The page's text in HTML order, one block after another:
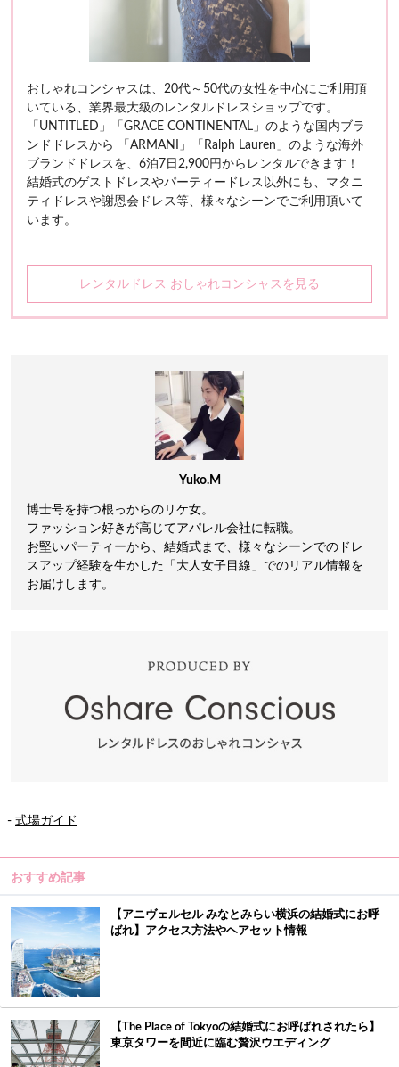
おしゃれコンシャスは、20代～50代の女性を中心にご利用頂
いている、業界最大級のレンタルドレスショップです。
「UNTITLED」「GRACE CONTINENTAL」のような国内ブラ
ンドドレスから 「ARMANI」「Ralph Lauren」のような海外
ブランドドレスを、6泊7日2,900円からレンタルできます！
結婚式のゲストドレスやパーティードレス以外にも、マタニ
ティドレスや謝恩会ドレス等、様々なシーンでご利用頂いて
います。
レンタルドレス おしゃれコンシャスを見る
Yuko.M
博士号を持つ根っからのリケ女。
ファッション好きが高じてアパレル会社に転職。
お堅いパーティーから、結婚式まで、様々なシーンでのドレ
スアップ経験を生かした「大人女子目線」でのリアル情報を
お届けします。
- 式場ガイド
おすすめ記事
【アニヴェルセル みなとみらい横浜の結婚式にお呼
ばれ】アクセス方法やヘアセット情報
【The Place of Tokyoの結婚式にお呼ばれされたら】
東京タワーを間近に臨む贅沢ウエディング